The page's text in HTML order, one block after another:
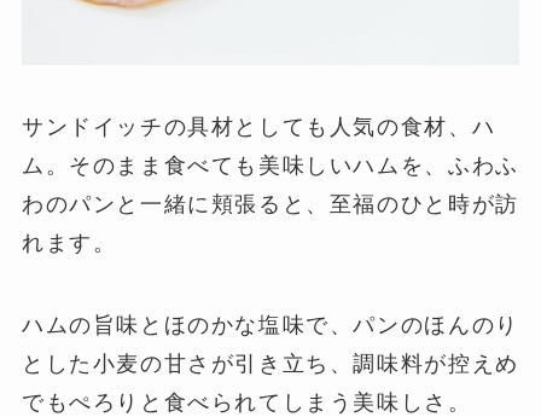
サンドイッチの具材としても人気の食材、ハ
ム。そのまま食べても美味しいハムを、ふわふ
わのパンと一緒に頬張ると、至福のひと時が訪
れます。
ハムの旨味とほのかな塩味で、パンのほんのり
とした小麦の甘さが引き立ち、調味料が控えめ
でもぺろりと食べられてしまう美味しさ。